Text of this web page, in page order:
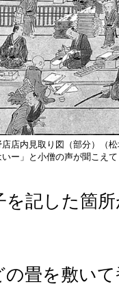
店店内見取り図（部分）（
いー」と小僧の声が聞こえ
を記した箇
畳を敷い